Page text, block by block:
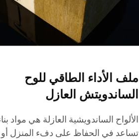
ملف الأداء الطاقي للوح
الساندويتش العازل
الألواح الساندويشية العازلة هي مواد
تساعد في الحفاظ على دفء المنزل أو